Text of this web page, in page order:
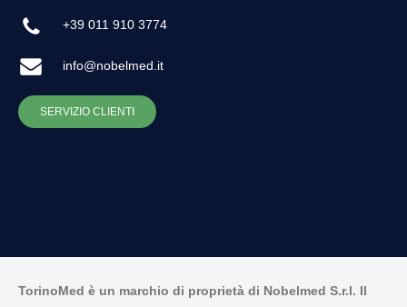
+39 011 910 3774
info@nobelmed.it
SERVIZIO CLIENTI
TorinoMed è un marchio di proprietà di Nobelmed S.r.l. Il